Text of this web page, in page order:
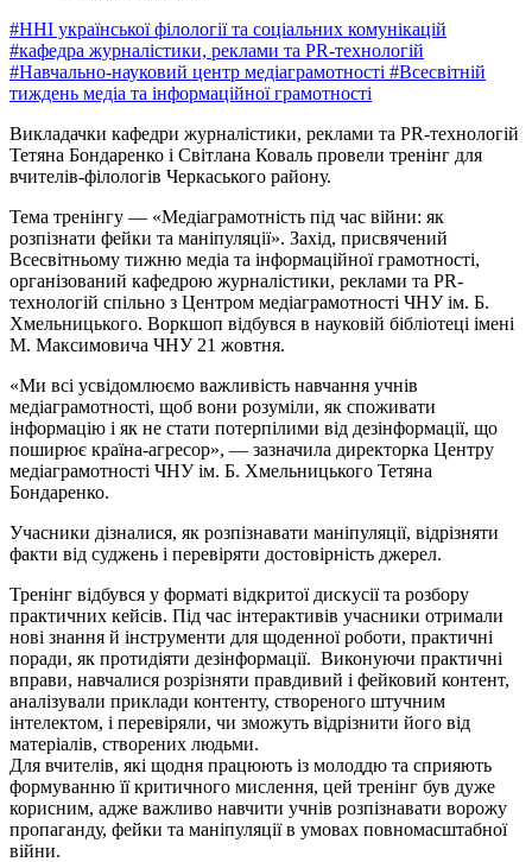
#ННІ української філології та соціальних комунікацій
#кафедра журналістики, реклами та PR-технологій
#Навчально-науковий центр медіаграмотності #Всесвітній
тиждень медіа та інформаційної грамотності
Викладачки кафедри журналістики, реклами та PR-технологій
Тетяна Бондаренко і Світлана Коваль провели тренінг для
вчителів-філологів Черкаського району.
Тема тренінгу — «Медіаграмотність під час війни: як
розпізнати фейки та маніпуляції». Захід, присвячений
Всесвітньому тижню медіа та інформаційної грамотності,
організований кафедрою журналістики, реклами та PR-
технологій спільно з Центром медіаграмотності ЧНУ ім. Б.
Хмельницького. Воркшоп відбувся в науковій бібліотеці імені
М. Максимовича ЧНУ 21 жовтня.
«Ми всі усвідомлюємо важливість навчання учнів
медіаграмотності, щоб вони розуміли, як споживати
інформацію і як не стати потерпілими від дезінформації, що
поширює країна-агресор», — зазначила директорка Центру
медіаграмотності ЧНУ ім. Б. Хмельницького Тетяна
Бондаренко.
Учасники дізналися, як розпізнавати маніпуляції, відрізняти
факти від суджень і перевіряти достовірність джерел.
Тренінг відбувся у форматі відкритої дискусії та розбору
практичних кейсів. Під час інтерактивів учасники отримали
нові знання й інструменти для щоденної роботи, практичні
поради, як протидіяти дезінформації. Виконуючи практичні
вправи, навчалися розрізняти правдивий і фейковий контент,
аналізували приклади контенту, створеного штучним
інтелектом, і перевіряли, чи зможуть відрізнити його від
матеріалів, створених людьми.
Для вчителів, які щодня працюють із молоддю та сприяють
формуванню її критичного мислення, цей тренінг був дуже
корисним, адже важливо навчити учнів розпізнавати ворожу
пропаганду, фейки та маніпуляції в умовах повномасштабної
війни.